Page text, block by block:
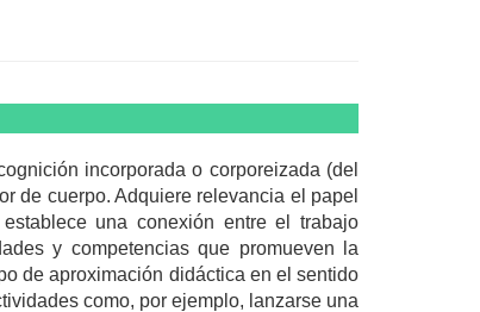
incorporada o corporeizada (del
de cuerpo. Adquiere relevancia el papel
una conexión entre el trabajo
y competencias que promueven la
de aproximación didáctica en el sentido
como, por ejemplo, lanzarse una